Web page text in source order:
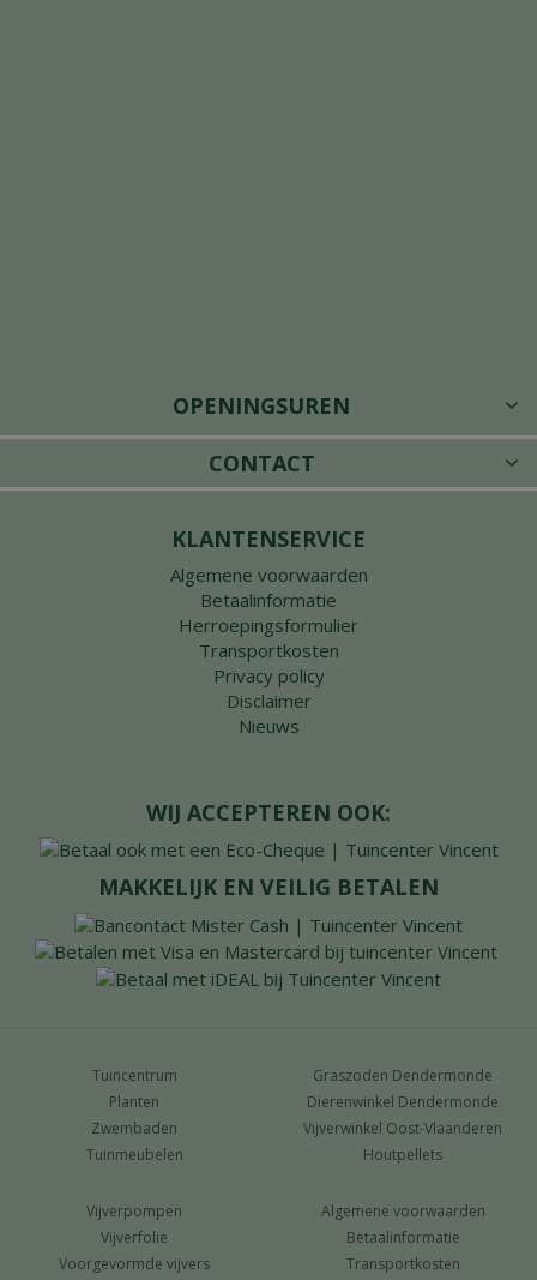
OPENINGSUREN
CONTACT
KLANTENSERVICE
Algemene voorwaarden
Betaalinformatie
Herroepingsformulier
Transportkosten
Privacy policy
Disclaimer
Nieuws
WIJ ACCEPTEREN OOK:
MAKKELIJK EN VEILIG BETALEN
Tuincentrum
Planten
Zwembaden
Tuinmeubelen
Graszoden Dendermonde
Dierenwinkel Dendermonde
Vijverwinkel Oost-Vlaanderen
Houtpellets
Vijverpompen
Vijverfolie
Voorgevormde vijvers
Algemene voorwaarden
Betaalinformatie
Transportkosten